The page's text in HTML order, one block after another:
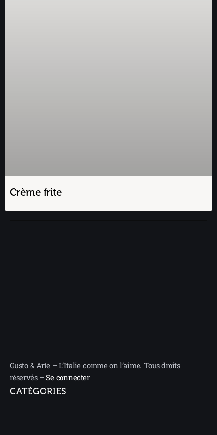
Crème frite
Gusto & Arte – L’Italie comme on l’aime. Tous droits
réservés –Se connecter
CATÉGORIES